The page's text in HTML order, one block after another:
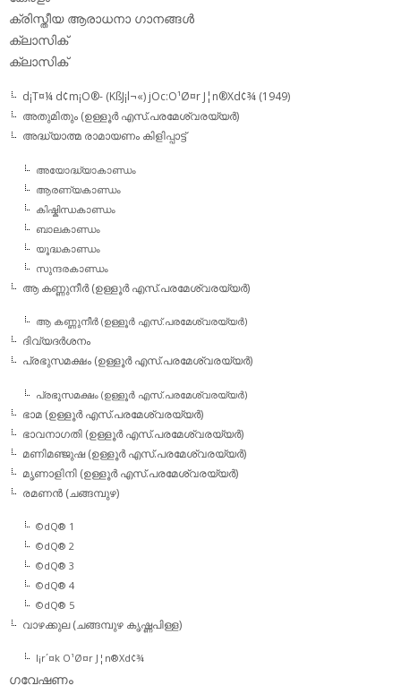
ക്രിസ്തീയ ആരാധനാ ഗാനങ്ങള്‍
ക്ലാസിക്‌
ക്ലാസിക്
d¡T¤¼ d¢m¡O®- (KßJ¡l¬«) jOc:O¹Ø¤r J¦n®Xd¢¾ (1949)
അതുമിതും (ഉള്ളൂര്‍ എസ്.പരമേശ്വരയ്യര്‍)
അദ്ധ്യാത്മ രാമായണം കിളിപ്പാട്ട്‌
അയോദ്ധ്യാകാണ്ഡം
ആരണ്യകാണ്ഡം
കിഷ്കിന്ധകാണ്ഡം
ബാലകാണ്ഡം
യൂദ്ധകാണ്ഡം
സുന്ദരകാണ്ഡം
ആ കണ്ണുനീര്‍ (ഉള്ളൂര്‍ എസ്.പരമേശ്വരയ്യര്‍)
ആ കണ്ണുനീര്‍ (ഉള്ളൂര്‍ എസ്.പരമേശ്വരയ്യര്‍)
ദിവ്യദര്‍ശനം
പ്രഭുസമക്ഷം (ഉള്ളൂര്‍ എസ്.പരമേശ്വരയ്യര്‍)
പ്രഭുസമക്ഷം (ഉള്ളൂര്‍ എസ്.പരമേശ്വരയ്യര്‍)
ഭാമ (ഉള്ളൂര്‍ എസ്.പരമേശ്വരയ്യര്‍)
ഭാവനാഗതി (ഉള്ളൂര്‍ എസ്.പരമേശ്വരയ്യര്‍)
മണിമഞ്ജുഷ (ഉള്ളൂര്‍ എസ്.പരമേശ്വരയ്യര്‍)
മൃണാളിനി (ഉള്ളൂര്‍ എസ്.പരമേശ്വരയ്യര്‍)
രമണന്‍ (ചങ്ങമ്പുഴ)
©dQ® 1
©dQ® 2
©dQ® 3
©dQ® 4
©dQ® 5
വാഴക്കുല (ചങ്ങമ്പുഴ കൃഷ്ണപിള്ള)
l¡r´¤k O¹Ø¤r J¦n®Xd¢¾
ഗവേഷണം